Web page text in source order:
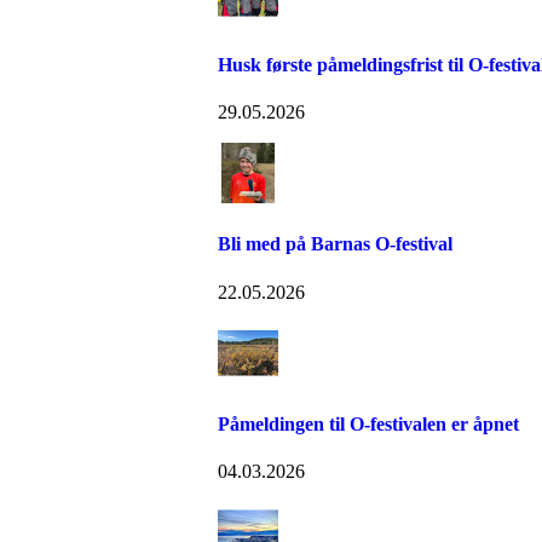
Husk første påmeldingsfrist til O-
29.05.2026
Bli med på Barnas O-festival
22.05.2026
Påmeldingen til O-festivalen er åpnet
04.03.2026